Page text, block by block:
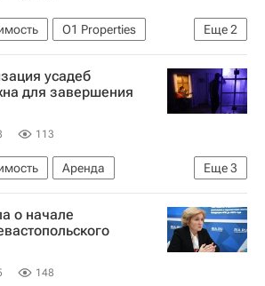
Еще2
O1 Properties
Бориса Минца
Россия
усадеб
для завершения
113
Еще3
Аренда
(Подмосковье)
Россия
о начале
148